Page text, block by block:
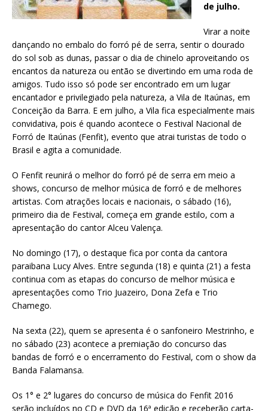
de julho.
Virar a noite
dançando no embalo do forró pé de serra, sentir o dourado
do sol sob as dunas, passar o dia de chinelo aproveitando os
encantos da natureza ou então se divertindo em uma roda de
amigos. Tudo isso só pode ser encontrado em um lugar
encantador e privilegiado pela natureza, a Vila de Itaúnas, em
Conceição da Barra. E em julho, a Vila fica especialmente mais
convidativa, pois é quando acontece o Festival Nacional de
Forró de Itaúnas (Fenfit), evento que atrai turistas de todo o
Brasil e agita a comunidade.
O Fenfit reunirá o melhor do forró pé de serra em meio a
shows, concurso de melhor música de forró e de melhores
artistas. Com atrações locais e nacionais, o sábado (16),
primeiro dia de Festival, começa em grande estilo, com a
apresentação do cantor Alceu Valença.
No domingo (17), o destaque fica por conta da cantora
paraibana Lucy Alves. Entre segunda (18) e quinta (21) a festa
continua com as etapas do concurso de melhor música e
apresentações como Trio Juazeiro, Dona Zefa e Trio
Chamego.
Na sexta (22), quem se apresenta é o sanfoneiro Mestrinho, e
no sábado (23) acontece a premiação do concurso das
bandas de forró e o encerramento do Festival, com o show da
Banda Falamansa.
Os 1° e 2° lugares do concurso de música do Fenfit 2016
serão incluídos no CD e DVD da 16ª edição e receberão carta-